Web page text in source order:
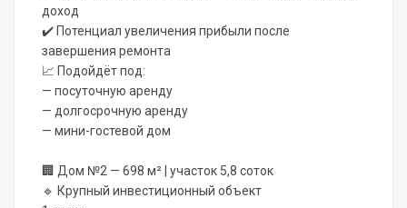
доход
✔️ Потенциал увеличения прибыли после
завершения ремонта
📈 Подойдёт под:
— посуточную аренду
— долгосрочную аренду
— мини-гостевой дом
🏢 Дом №2 — 698 м² | участок 5,8 соток
🔹 Крупный инвестиционный объект